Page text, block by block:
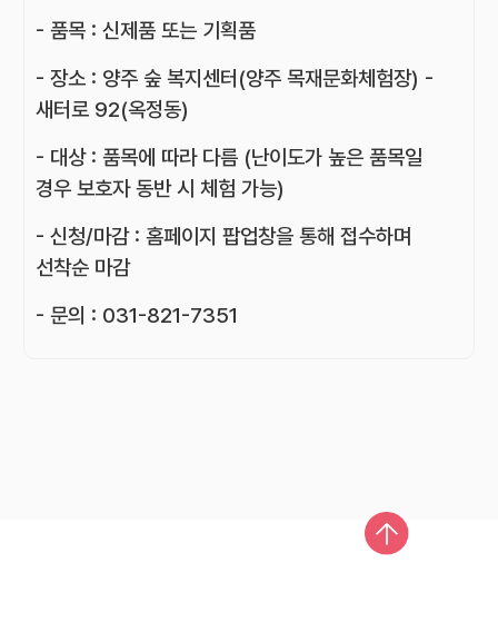
- 품목 : 신제품 또는 기획품
- 장소 : 양주 숲 복지센터(양주 목재문화체험장) -
새터로 92(옥정동)
- 대상 : 품목에 따라 다름 (난이도가 높은 품목일
경우 보호자 동반 시 체험 가능)
- 신청/마감 : 홈페이지 팝업창을 통해 접수하며
선착순 마감
- 문의 : 031-821-7351